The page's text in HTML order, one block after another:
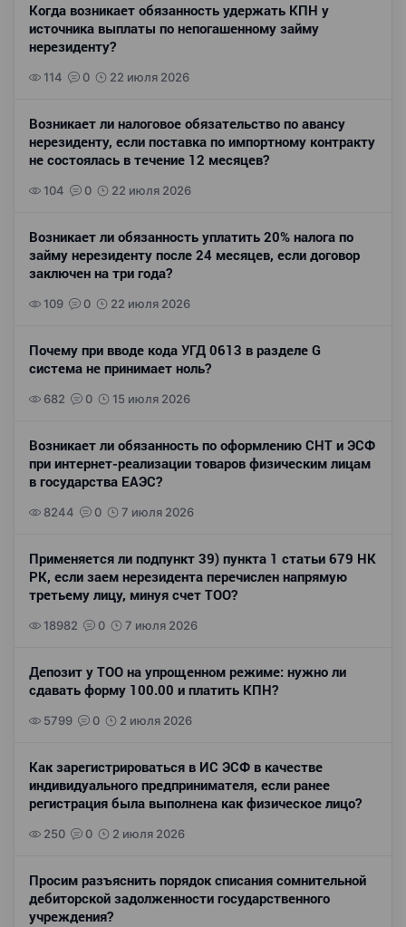
Когда возникает обязанность удержать КПН у
источника выплаты по непогашенному займу
нерезиденту?
114 0 22 июля 2026
Возникает ли налоговое обязательство по авансу
нерезиденту, если поставка по импортному контракту
не состоялась в течение 12 месяцев?
104 0 22 июля 2026
Возникает ли обязанность уплатить 20% налога по
займу нерезиденту после 24 месяцев, если договор
заключен на три года?
109 0 22 июля 2026
Почему при вводе кода УГД 0613 в разделе G
система не принимает ноль?
682 0 15 июля 2026
Возникает ли обязанность по оформлению СНТ и ЭСФ
при интернет-реализации товаров физическим лицам
в государства ЕАЭС?
8244 0 7 июля 2026
Применяется ли подпункт 39) пункта 1 статьи 679 НК
РК, если заем нерезидента перечислен напрямую
третьему лицу, минуя счет ТОО?
18982 0 7 июля 2026
Депозит у ТОО на упрощенном режиме: нужно ли
сдавать форму 100.00 и платить КПН?
5799 0 2 июля 2026
Как зарегистрироваться в ИС ЭСФ в качестве
индивидуального предпринимателя, если ранее
регистрация была выполнена как физическое лицо?
250 0 2 июля 2026
Просим разъяснить порядок списания сомнительной
дебиторской задолженности государственного
учреждения?